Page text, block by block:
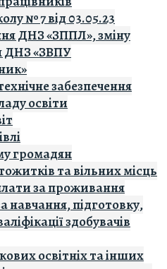
№ 7 від 03.05.23
ДНЗ «ЗППЛ», зміну
ДНЗ «ЗВПУ
забезпечення
освiти
громадян
та вільних місць
за проживання
навчання, підготовку,
здобувачів
освітніх та інших